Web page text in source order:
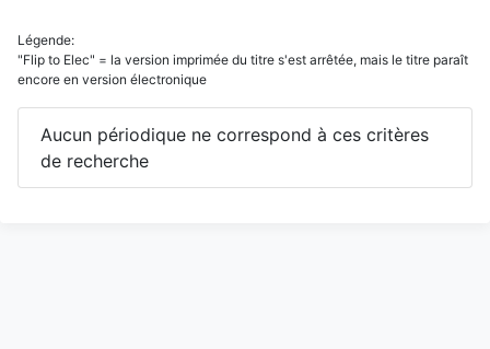
Légende:
"Flip to Elec" = la version imprimée du titre s'est arrêtée, mais le titre paraît
encore en version électronique
Aucun périodique ne correspond à ces critères
de recherche